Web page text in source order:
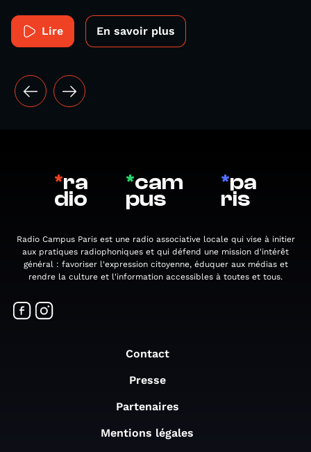
Lire En savoir plus
*ra
dio
*cam
pus
*pa
ris
Radio Campus Paris est une radio associative locale qui vise à initier
aux pratiques radiophoniques et qui défend une mission d'intérêt
général : favoriser l'expression citoyenne, éduquer aux médias et
rendre la culture et l'information accessibles à toutes et tous.
Contact
Presse
Partenaires
Mentions légales